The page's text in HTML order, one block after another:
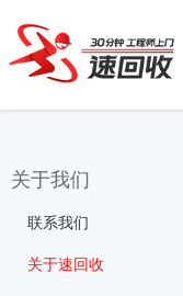
关于我们
联系我们
关于速回收